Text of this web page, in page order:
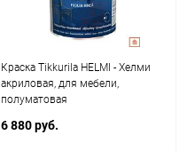
Краска Tikkurila HELMI - Хелми
акриловая, для мебели,
полуматовая
6 880 руб.